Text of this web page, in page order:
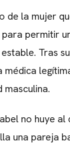
la mujer
permitir
Tras
no huye
una pareja